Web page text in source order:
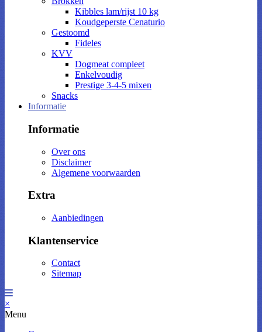
Kibbles lam/rijst 10 kg
Koudgeperste Cenaturio
Gestoomd
Fideles
KVV
Dogmeat compleet
Enkelvoudig
Prestige 3-4-5 mixen
Snacks
Informatie
Informatie
Over ons
Disclaimer
Algemene voorwaarden
Extra
Aanbiedingen
Klantenservice
Contact
Sitemap
×
Menu